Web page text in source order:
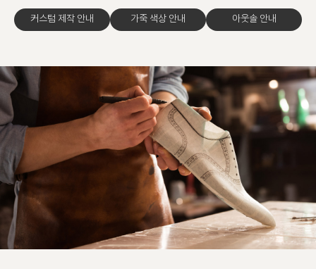
커스텀 제작 안내 가죽 색상 안내 아웃솔 안내